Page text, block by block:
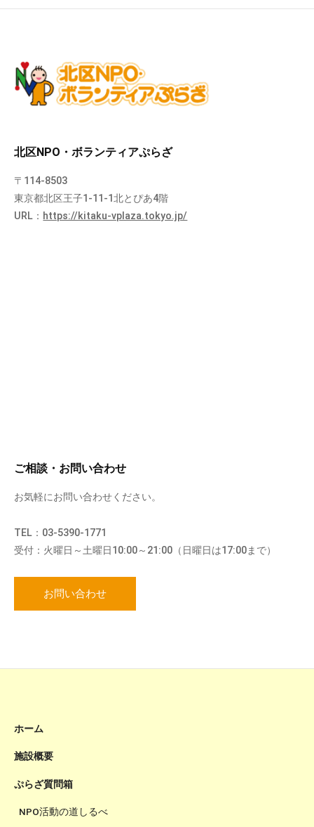
北区NPO・ボランティアぷらざ
〒114-8503
東京都北区王子1-11-1北とぴあ4階
URL： https://kitaku-vplaza.tokyo.jp/
ご相談・お問い合わせ
お気軽にお問い合わせください。
TEL：03-5390-1771
受付：火曜日～土曜日10:00～21:00（日曜日は17:00まで）
お問い合わせ
ホーム
施設概要
ぷらざ質問箱
NPO活動の道しるべ